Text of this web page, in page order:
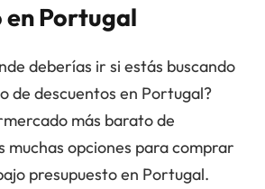
en Portugal
deberías ir si estás buscando
de descuentos en Portugal?
más barato de
muchas opciones para comprar
presupuesto en Portugal.